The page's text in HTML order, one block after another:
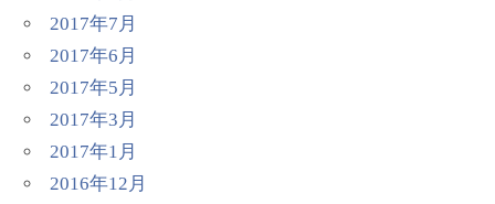
2017年7月
2017年6月
2017年5月
2017年3月
2017年1月
2016年12月